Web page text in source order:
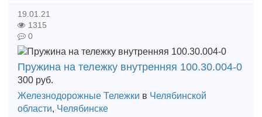
19.01.21
1315
0
Пружина на тележку внутренняя 100.30.004-0
300 руб.
Железнодорожные Тележки в Челябинской
области, Челябинске